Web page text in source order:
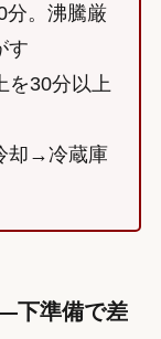
。沸騰厳
す
30分以上
却→冷蔵庫
下準備で差